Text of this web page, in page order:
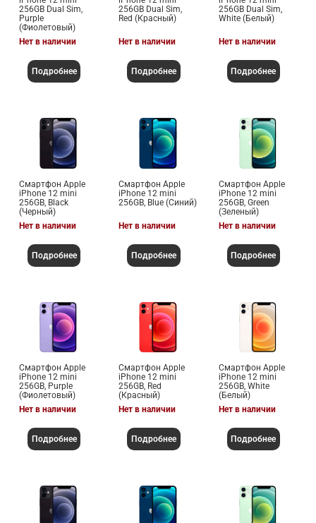
256GB Dual Sim,
Purple
(Фиолетовый)
Нет в наличии
Подробнее
256GB Dual Sim,
Red (Красный)
Нет в наличии
Подробнее
256GB Dual Sim,
White (Белый)
Нет в наличии
Подробнее
Смартфон Apple
iPhone 12 mini
256GB, Black
(Черный)
Нет в наличии
Подробнее
Смартфон Apple
iPhone 12 mini
256GB, Blue (Синий)
Нет в наличии
Подробнее
Смартфон Apple
iPhone 12 mini
256GB, Green
(Зеленый)
Нет в наличии
Подробнее
Смартфон Apple
iPhone 12 mini
256GB, Purple
(Фиолетовый)
Нет в наличии
Подробнее
Смартфон Apple
iPhone 12 mini
256GB, Red
(Красный)
Нет в наличии
Подробнее
Смартфон Apple
iPhone 12 mini
256GB, White
(Белый)
Нет в наличии
Подробнее